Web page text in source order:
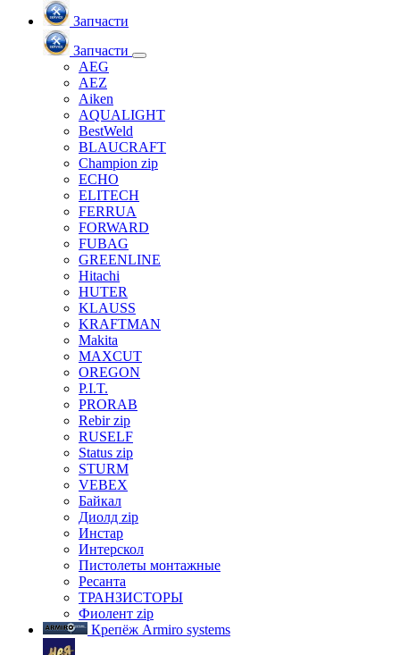
Запчасти
Запчасти
AEG
AEZ
Aiken
AQUALIGHT
BestWeld
BLAUCRAFT
Champion zip
ECHO
ELITECH
FERRUA
FORWARD
FUBAG
GREENLINE
Hitachi
HUTER
KLAUSS
KRAFTMAN
Makita
MAXCUT
OREGON
P.I.T.
PRORAB
Rebir zip
RUSELF
Status zip
STURM
VEBEX
Байкал
Диолд zip
Инстар
Интерскол
Пистолеты монтажные
Ресанта
ТРАНЗИСТОРЫ
Фиолент zip
Крепёж Armiro systems